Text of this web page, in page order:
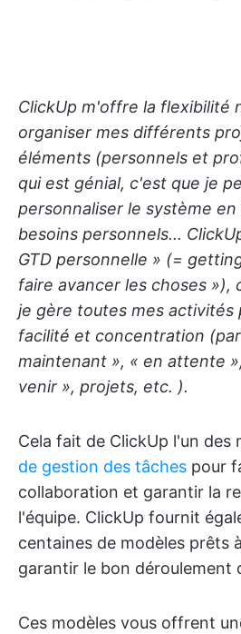
ClickUp m'offre la flexibilité
organiser mes différents
éléments (personnels et
qui est génial, c'est que je
personnaliser le système
besoins personnels...
GTD personnelle » (=
faire avancer les choses »),
je gère toutes mes activités
facilité et concentration
maintenant », « en attente
venir », projets, etc. ).
Cela fait de ClickUp l'un des
de gestion des tâches pour
collaboration et garantir la
l'équipe. ClickUp fournit
centaines de modèles prêts
garantir le bon déroulement
Ces modèles vous offrent